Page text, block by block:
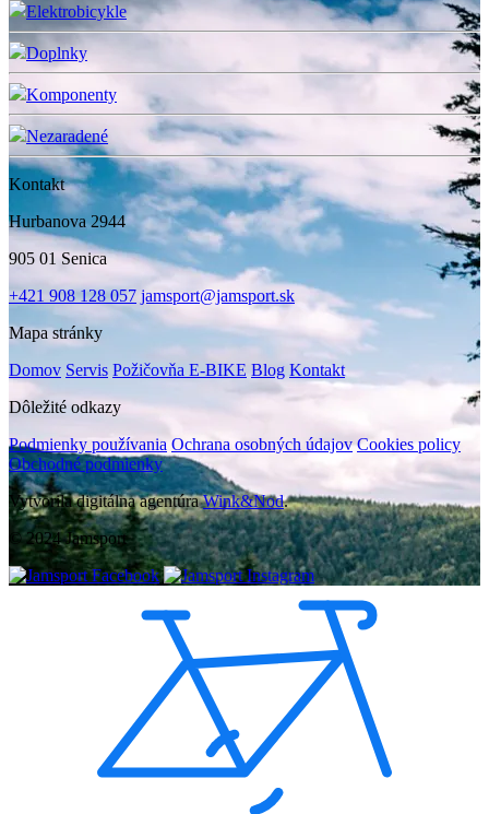
Elektrobicykle
Doplnky
Komponenty
Nezaradené
Kontakt
Hurbanova 2944
905 01 Senica
+421 908 128 057 jamsport@jamsport.sk
Mapa stránky
Domov Servis Požičovňa E-BIKE Blog Kontakt
Dôležité odkazy
Podmienky používania Ochrana osobných údajov Cookies policy
Obchodné podmienky
Vytvorila digitálna agentúraWink&Nod.
© 2024 Jamsport